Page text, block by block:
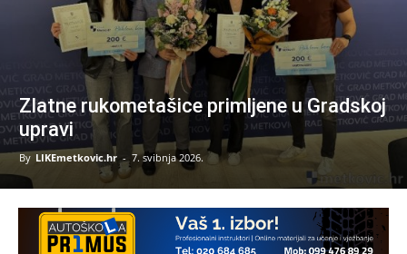
Zlatne rukometašice primljene u Gradskoj
upravi
By LIKEmetkovic.hr - 7. svibnja 2026.